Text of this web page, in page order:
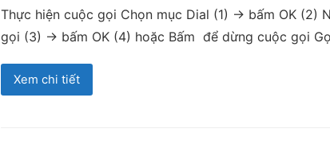
Thực hiện cuộc gọi Chọn mục Dial (1) -> bấm OK (2)
gọi (3) -> bấm OK (4) hoặc Bấm để dừng cuộc gọi
Xem chi tiết